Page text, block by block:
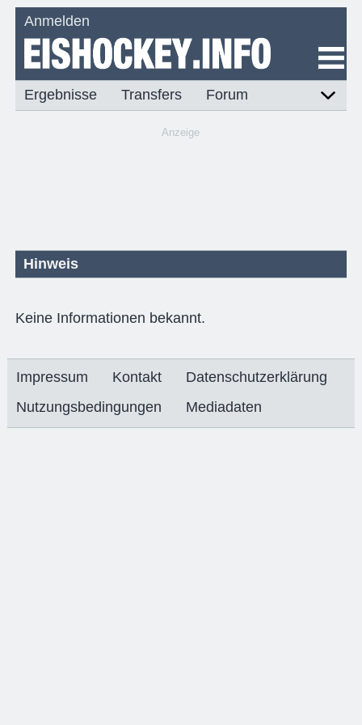
Anmelden
Ergebnisse Transfers Forum
Anzeige
Hinweis
Keine Informationen bekannt.
Impressum Kontakt
Datenschutzerklärung
Nutzungsbedingungen
Mediadaten